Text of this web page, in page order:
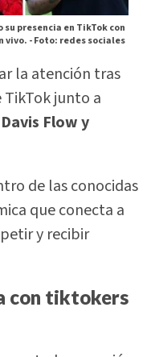
su presencia en TikTok con
vivo. -Foto: redes sociales
la atención tras
TikTok junto a
Davis Flow y
de las conocidas
que conecta a
y recibir
con tiktokers